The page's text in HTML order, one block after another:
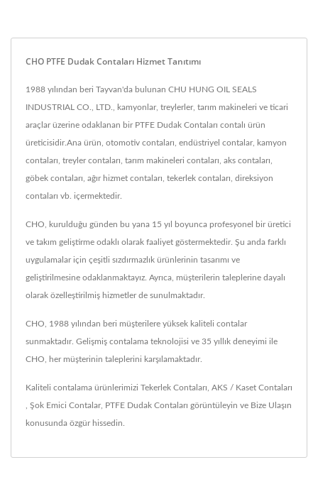
CHO PTFE Dudak Contaları Hizmet Tanıtımı
1988 yılından beri Tayvan'da bulunan CHU HUNG OIL SEALS
INDUSTRIAL CO., LTD., kamyonlar, treylerler, tarım makineleri ve ticari
araçlar üzerine odaklanan bir PTFE Dudak Contaları contalı ürün
üreticisidir.Ana ürün, otomotiv contaları, endüstriyel contalar, kamyon
contaları, treyler contaları, tarım makineleri contaları, aks contaları,
göbek contaları, ağır hizmet contaları, tekerlek contaları, direksiyon
contaları vb. içermektedir.
CHO, kurulduğu günden bu yana 15 yıl boyunca profesyonel bir üretici
ve takım geliştirme odaklı olarak faaliyet göstermektedir. Şu anda farklı
uygulamalar için çeşitli sızdırmazlık ürünlerinin tasarımı ve
geliştirilmesine odaklanmaktayız. Ayrıca, müşterilerin taleplerine dayalı
olarak özelleştirilmiş hizmetler de sunulmaktadır.
CHO, 1988 yılından beri müşterilere yüksek kaliteli contalar
sunmaktadır. Gelişmiş contalama teknolojisi ve 35 yıllık deneyimi ile
CHO, her müşterinin taleplerini karşılamaktadır.
Kaliteli contalama ürünlerimizi Tekerlek Contaları AKS / Kaset Contaları
Şok Emici Contalar, PTFE Dudak Contaları görüntüleyin ve Bize Ulaşın
konusunda özgür hissedin.